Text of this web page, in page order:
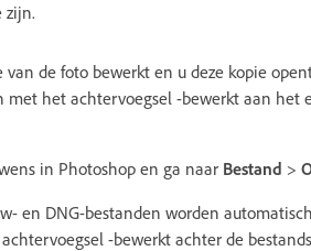
zijn.
de foto bewerkt en u deze kopie
met het achtervoegsel -bewerkt aan het
in Photoshop en ga naar Bestand >
en DNG-bestanden worden
-bewerkt achter de